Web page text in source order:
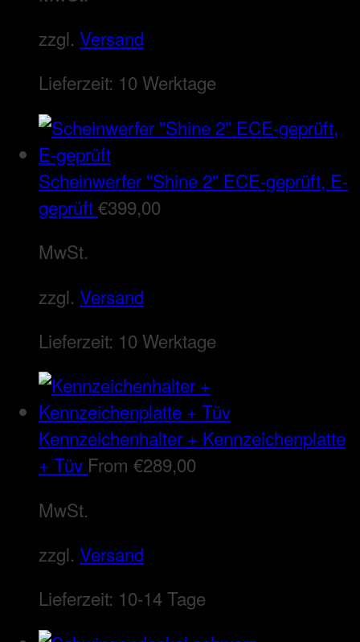
zzgl. Versand
Lieferzeit: 10 Werktage
Scheinwerfer "Shine 2" ECE-geprüft, E-
geprüft€399,00
MwSt.
zzgl. Versand
Lieferzeit: 10 Werktage
Kennzeichenhalter + Kennzeichenplatte
+ Tüv From €289,00
MwSt.
zzgl. Versand
Lieferzeit: 10-14 Tage